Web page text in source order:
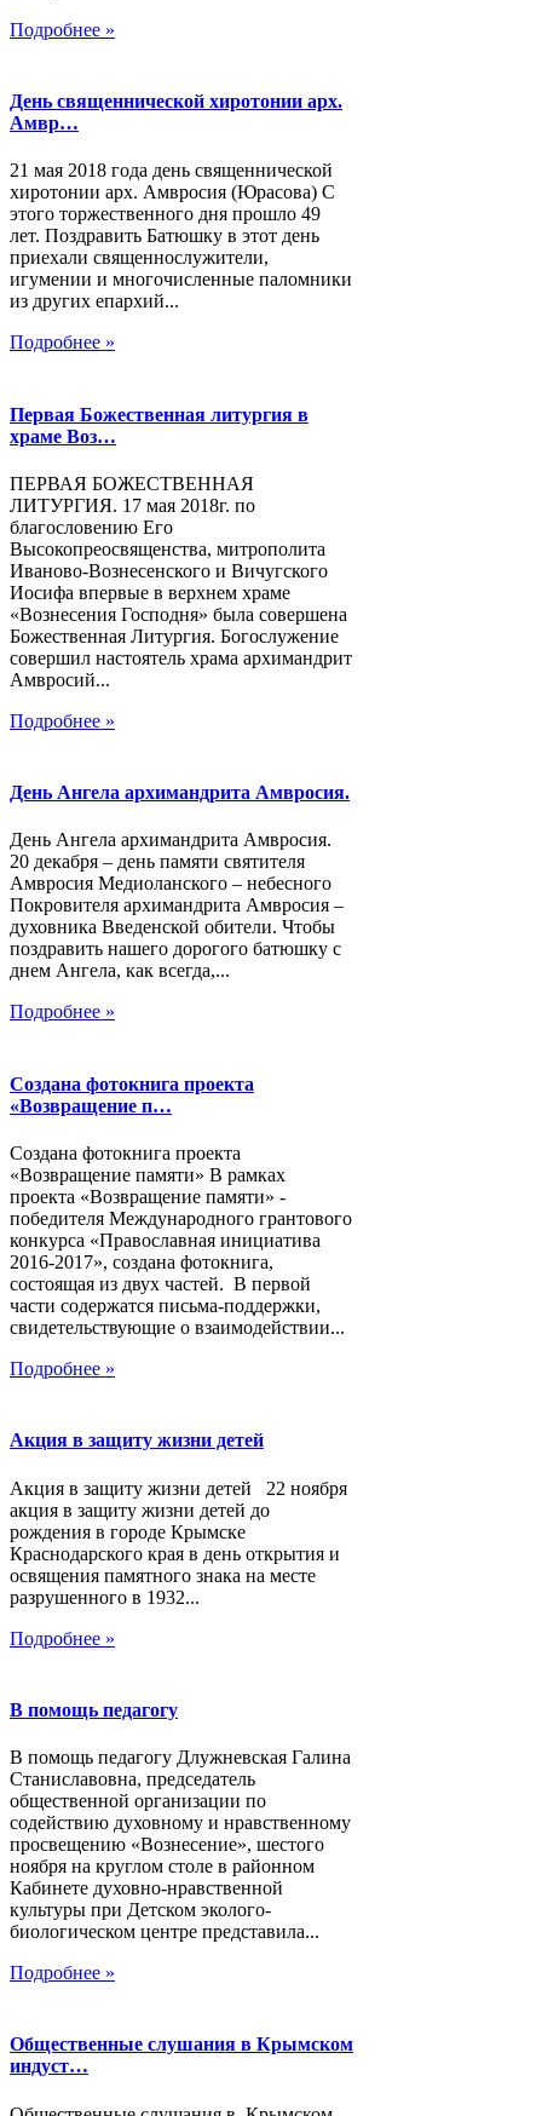
Подробнее »
День священнической хиротонии арх.
Амвр…
21 мая 2018 года день священнической
хиротонии арх. Амвросия (Юрасова) С
этого торжественного дня прошло 49
лет. Поздравить Батюшку в этот день
приехали священнослужители,
игумении и многочисленные паломники
из других епархий...
Подробнее »
Первая Божественная литургия в
храме Воз…
ПЕРВАЯ БОЖЕСТВЕННАЯ
ЛИТУРГИЯ. 17 мая 2018г. по
благословению Его
Высокопреосвященства, митрополита
Иваново-Вознесенского и Вичугского
Иосифа впервые в верхнем храме
«Вознесения Господня» была совершена
Божественная Литургия. Богослужение
совершил настоятель храма архимандрит
Амвросий...
Подробнее »
День Ангела архимандрита Амвросия.
День Ангела архимандрита Амвросия.
20 декабря – день памяти святителя
Амвросия Медиоланского – небесного
Покровителя архимандрита Амвросия –
духовника Введенской обители. Чтобы
поздравить нашего дорогого батюшку с
днем Ангела, как всегда,...
Подробнее »
Создана фотокнига проекта
«Возвращение п…
Создана фотокнига проекта
«Возвращение памяти» В рамках
проекта «Возвращение памяти» -
победителя Международного грантового
конкурса «Православная инициатива
2016-2017», создана фотокнига,
состоящая из двух частей. В первой
части содержатся письма-поддержки,
свидетельствующие о взаимодействии...
Подробнее »
Акция в защиту жизни детей
Акция в защиту жизни детей 22 ноября
акция в защиту жизни детей до
рождения в городе Крымске
Краснодарского края в день открытия и
освящения памятного знака на месте
разрушенного в 1932...
Подробнее »
В помощь педагогу
В помощь педагогу Длужневская Галина
Станиславовна, председатель
общественной организации по
содействию духовному и нравственному
просвещению «Вознесение», шестого
ноября на круглом столе в районном
Кабинете духовно-нравственной
культуры при Детском эколого-
биологическом центре представила...
Подробнее »
Общественные слушания в Крымском
индуст…